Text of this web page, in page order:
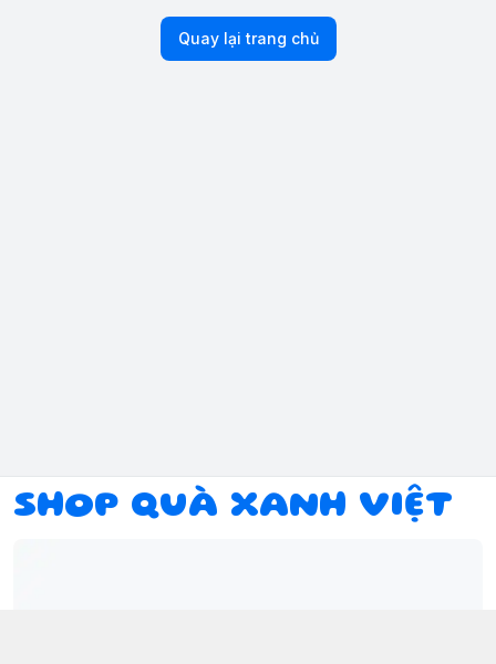
Quay lại trang chủ
SHOP QUÀ XANH VIỆT